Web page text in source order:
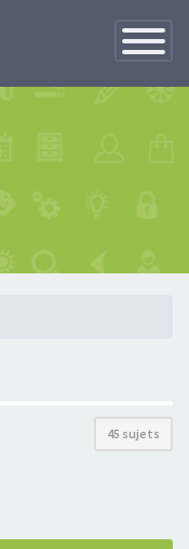
Toggle
45 sujets